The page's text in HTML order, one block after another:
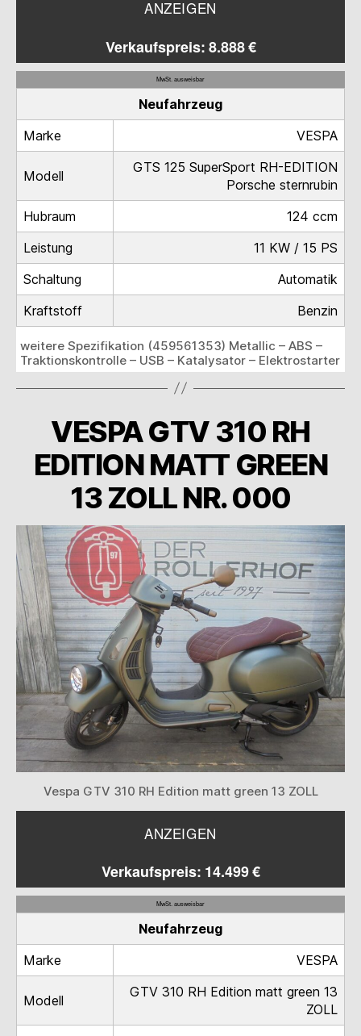
ANZEIGEN
Verkaufspreis: 8.888 €
MwSt. ausweisbar
Neufahrzeug
Marke
VESPA
Modell
GTS 125 SuperSport RH-EDITION
Porsche sternrubin
Hubraum
124 ccm
Leistung
11 KW / 15 PS
Schaltung
Automatik
Kraftstoff
Benzin
weitere Spezifikation (459561353) Metallic – ABS –
Traktionskontrolle – USB – Katalysator – Elektrostarter
VESPA GTV 310 RH
EDITION MATT GREEN
13 ZOLL NR. 000
Vespa GTV 310 RH Edition matt green 13 ZOLL
ANZEIGEN
Verkaufspreis: 14.499 €
MwSt. ausweisbar
Neufahrzeug
Marke
VESPA
Modell
GTV 310 RH Edition matt green 13
ZOLL